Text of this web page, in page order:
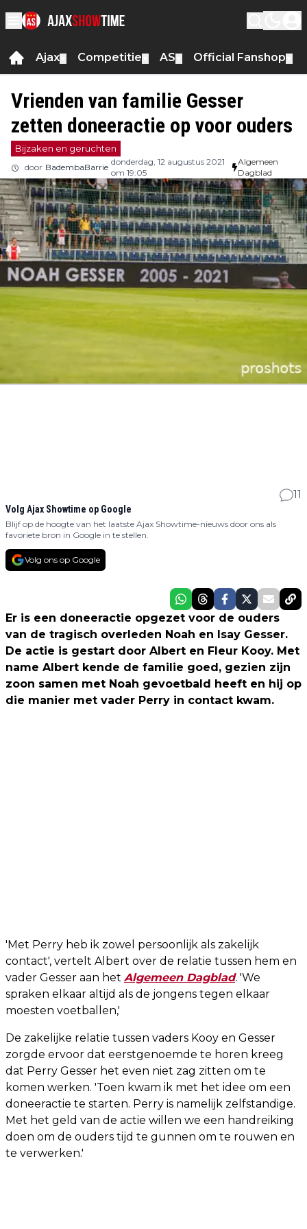
Ajax Competitie AS Official Fanshop
Vrienden van familie Gesser
zetten doneeractie op voor ouders
Bijzaken en geruchten
door BadembaBarrie
donderdag, 12 augustus 2021
om 19:05
Algemeen
Dagblad
11
Volg Ajax Showtime op Google
Blijf op de hoogte van het laatste Ajax Showtime-nieuws door ons als
favoriete bron in Google in te stellen.
Volg ons op Google
Er is een doneeractie opgezet voor de ouders
van de tragisch overleden Noah en Isay Gesser.
De actie is gestart door Albert en Fleur Kooy. Met
name Albert kende de familie goed, gezien zijn
zoon samen met Noah gevoetbald heeft en hij op
die manier met vader Perry in contact kwam.
'Met Perry heb ik zowel persoonlijk als zakelijk
contact', vertelt Albert over de relatie tussen hem en
vader Gesser aan het Algemeen Dagblad. 'We
spraken elkaar altijd als de jongens tegen elkaar
moesten voetballen,'
De zakelijke relatie tussen vaders Kooy en Gesser
zorgde ervoor dat eerstgenoemde te horen kreeg
dat Perry Gesser het even niet zag zitten om te
komen werken. 'Toen kwam ik met het idee om een
doneeractie te starten. Perry is namelijk zelfstandige.
Met het geld van de actie willen we een handreiking
doen om de ouders tijd te gunnen om te rouwen en
te verwerken.'